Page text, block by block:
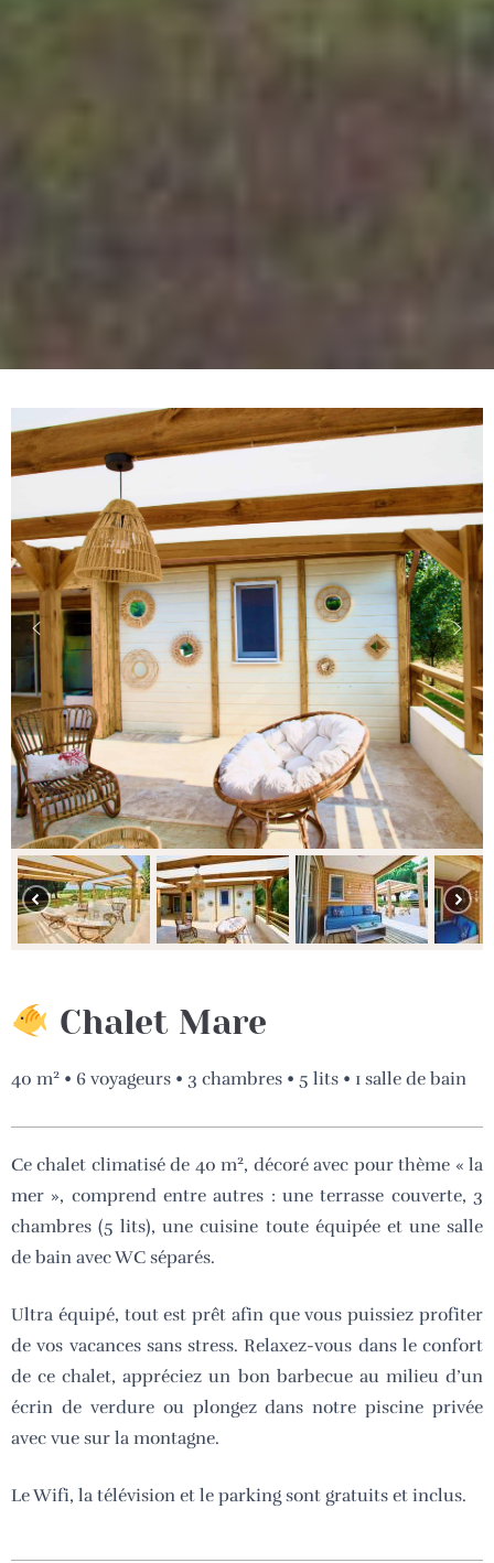
Chalet Mare
40 m2 • 6 voyageurs • 3 chambres • 5 lits • 1 salle de bain
Ce chalet climatisé de 40 m2, décoré avec pour thème « la
mer », comprend entre autres : une terrasse couverte, 3
chambres (5 lits), une cuisine toute équipée et une salle
de bain avec WC séparés.
Ultra équipé, tout est prêt afin que vous puissiez profiter
de vos vacances sans stress. Relaxez-vous dans le confort
de ce chalet, appréciez un bon barbecue au milieu d’un
écrin de verdure ou plongez dans notre piscine privée
avec vue sur la montagne.
Le Wifi, la télévision et le parking sont gratuits et inclus.